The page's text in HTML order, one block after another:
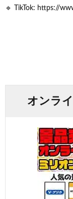
🔹 TikTok: https://
オンラ